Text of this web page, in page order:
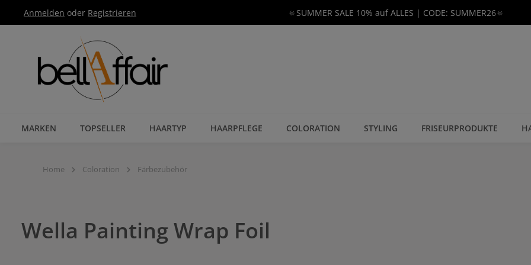
Hauptnavigation springen
Anmelden oder Registrieren 🔅SUMMER SALE 10% auf ALLES | CODE: SUMMER26🔅
MARKEN TOPSELLER HAARTYP HAARPFLEGE COLORATION STYLING FRISEURPRODUKTE
Home Coloration Färbezubehör
Wella Painting Wrap Foil